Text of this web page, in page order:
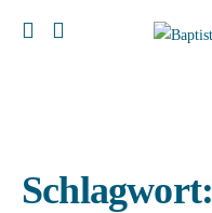
Schlagwort: